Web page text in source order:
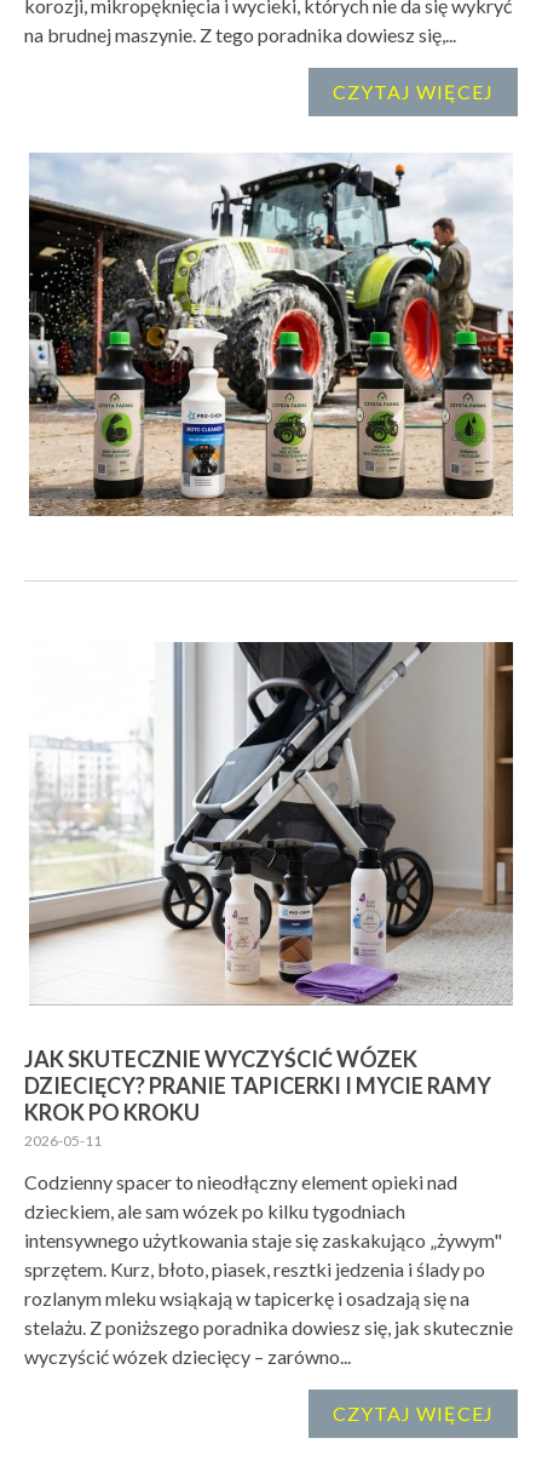
korozji, mikropęknięcia i wycieki, których nie da się wykryć
na brudnej maszynie. Z tego poradnika dowiesz się,...
CZYTAJ WIĘCEJ
JAK SKUTECZNIE WYCZYŚCIĆ WÓZEK
DZIECIĘCY? PRANIE TAPICERKI I MYCIE RAMY
KROK PO KROKU
2026-05-11
Codzienny spacer to nieodłączny element opieki nad
dzieckiem, ale sam wózek po kilku tygodniach
intensywnego użytkowania staje się zaskakująco „żywym"
sprzętem. Kurz, błoto, piasek, resztki jedzenia i ślady po
rozlanym mleku wsiąkają w tapicerkę i osadzają się na
stelażu. Z poniższego poradnika dowiesz się, jak skutecznie
wyczyścić wózek dziecięcy – zarówno...
CZYTAJ WIĘCEJ